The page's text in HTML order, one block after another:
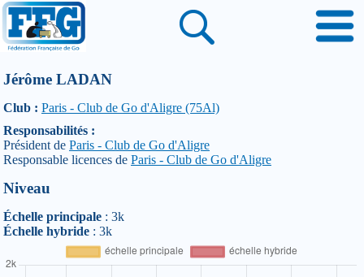
Jérôme LADAN
Club : Paris - Club de Go d'Aligre (75Al)
Responsabilités :
Président de Paris - Club de Go d'Aligre
Responsable licences de Paris - Club de Go d'Aligre
Niveau
Échelle principale : 3k
Échelle hybride : 3k